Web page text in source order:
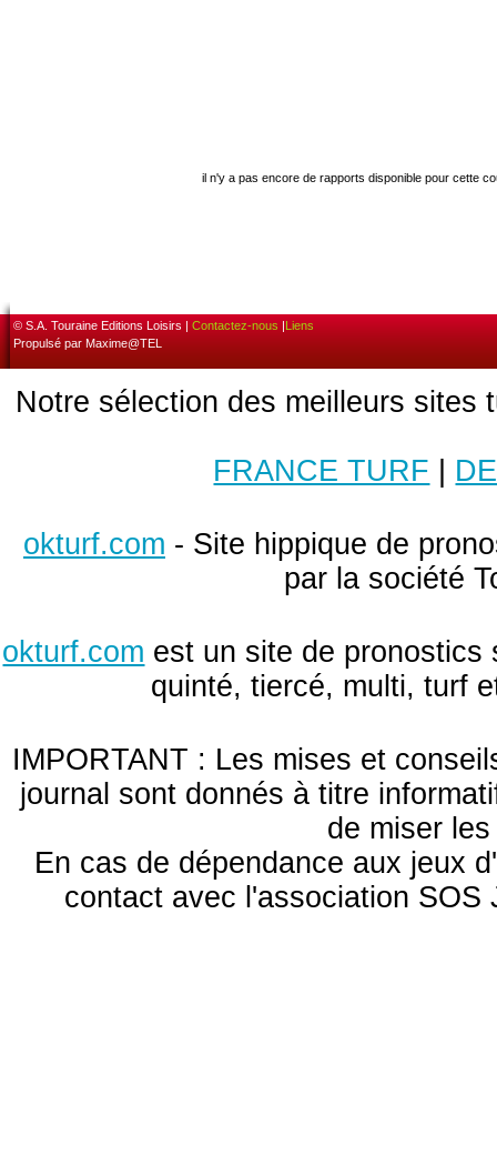
il n'y a pas encore de rapports disponible pour cette
© S.A. Touraine Editions Loisirs | Contactez-nous |Liens
Propulsé par Maxime@TEL
Notre sélection des meilleurs sites
FRANCE TURF
okturf.com - Site hippique de
par la société
okturf.com est un site de pronostics
quinté, tiercé, multi, turf
IMPORTANT : Les mises et
journal sont donnés à titre
de miser
En cas de dépendance aux jeux
contact avec l'association